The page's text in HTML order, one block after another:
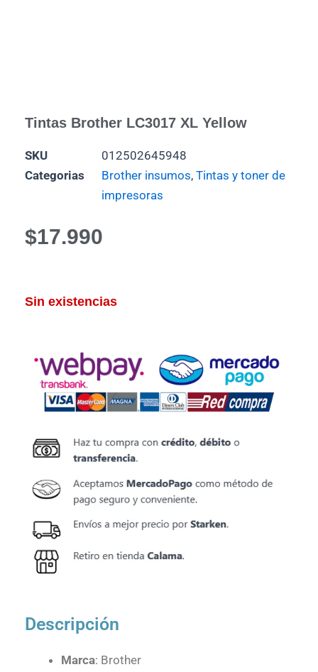
Tintas Brother LC3017 XL Yellow
SKU
012502645948
Categorias
Brother insumos, Tintas y toner de
impresoras
$17.990
Sin existencias
Descripción
Marca: Brother